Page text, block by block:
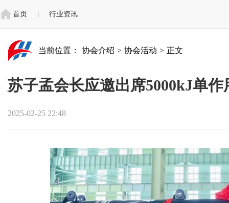
首页 行业资讯
当前位置： 协会介绍 > 协会活动 > 正文
苏子孟会长应邀出席5000kJ单
2025-02-25 22:48